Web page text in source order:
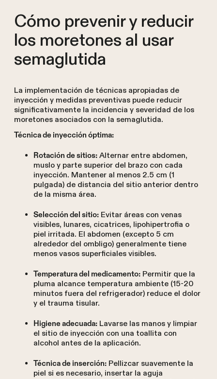
Cómo prevenir y reducir
los moretones al usar
semaglutida
La implementación de técnicas apropiadas de
inyección y medidas preventivas puede reducir
significativamente la incidencia y severidad de los
moretones asociados con la semaglutida.
Técnica de inyección óptima:
Rotación de sitios:Alternar entre abdomen,
muslo y parte superior del brazo con cada
inyección. Mantener al menos 2.5 cm (1
pulgada) de distancia del sitio anterior dentro
de la misma área.
Selección del sitio:Evitar áreas con venas
visibles, lunares, cicatrices, lipohipertrofia o
piel irritada. El abdomen (excepto 5 cm
alrededor del ombligo) generalmente tiene
menos vasos superficiales visibles.
Temperatura del medicamento:Permitir que la
pluma alcance temperatura ambiente (15-20
minutos fuera del refrigerador) reduce el dolor
y el trauma tisular.
Higiene adecuada:Lavarse las manos y limpiar
el sitio de inyección con una toallita con
alcohol antes de la aplicación.
Técnica de inserción:Pellizcar suavemente la
piel si es necesario, insertar la aguja